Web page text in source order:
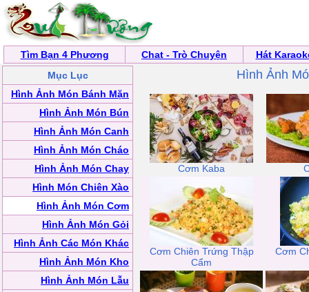
Tìm Bạn 4 Phương Chat - Trò Chuyện
Hát
Mục Lục
Hình Ảnh Món Bánh Mặn
Hình Ảnh Món Bún
Hình Ảnh Món Canh
Hình Ảnh Món Cháo
Hình Ảnh Món Chay
Hình Món Chiên Xào
Hình Ảnh Món Cơm
Hình Ảnh Món Gỏi
Hình Ảnh Các Món Khác
Hình Ảnh Món Kho
Hình Ảnh Món Lẫu
Hình Ảnh
Cơm Kaba
Cơm Chiên Trứng Thập
Cẩm
Cơm